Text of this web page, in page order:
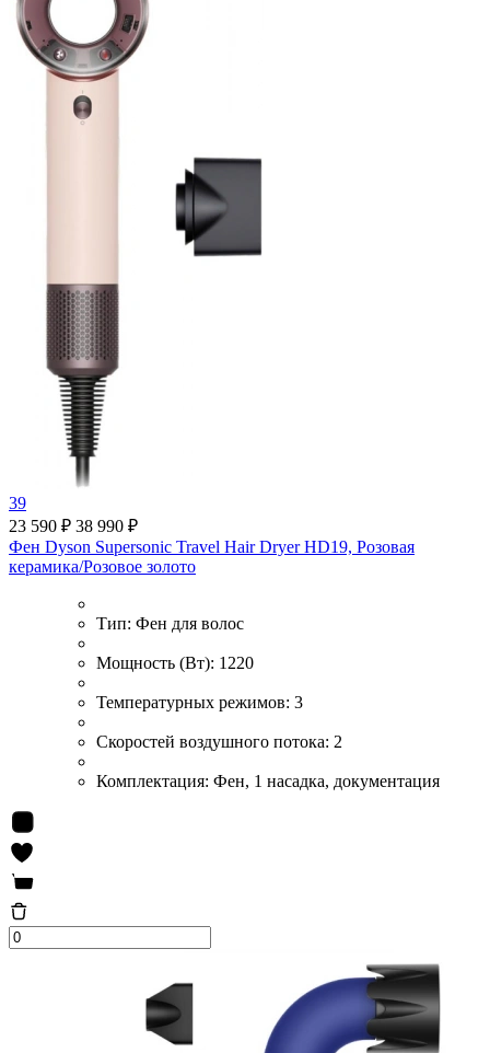
39
23 590 ₽ 38 990 ₽
Фен Dyson Supersonic Travel Hair Dryer HD19, Розовая
керамика/Розовое золото
Тип: Фен для волос
Мощность (Вт): 1220
Температурных режимов: 3
Скоростей воздушного потока: 2
Комплектация: Фен, 1 насадка, документация